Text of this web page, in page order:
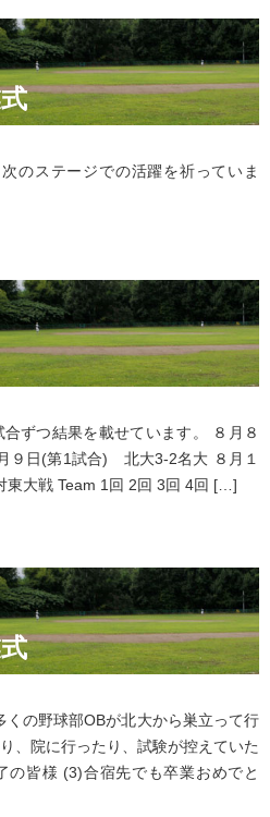
のステージでの活躍を祈っていま
ずつ結果を載せています。 ８月８
９日(第1試合) 北大3-2名大 ８月１
大戦 Team 1回 2回 3回 4回 […]
の野球部OBが北大から巣立って行
、院に行ったり、試験が控えていた
皆様 (3)合宿先でも卒業おめでと